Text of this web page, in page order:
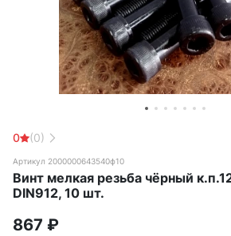
0 (0)
Артикул 2000000643540ф10
Винт мелкая резьба чёрный
DIN912, 10 шт.
867 ₽